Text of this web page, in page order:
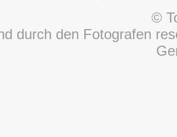
©
durch den Fotografen